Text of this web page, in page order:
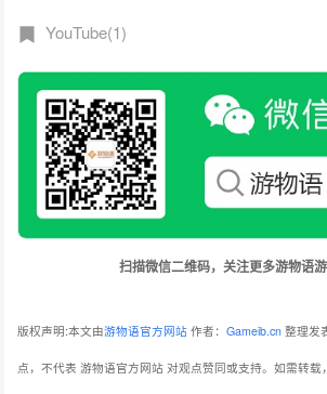
YouTube(1)
扫描微信二维码，关注更多游物语
版权声明:本文由游物语官方网站 作者：Gameib.cn 整理发
点，不代表 游物语官方网站 对观点赞同或支持。如需转载